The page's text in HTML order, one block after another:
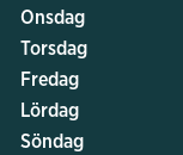
Onsdag
Torsdag
Fredag
Lördag
Söndag